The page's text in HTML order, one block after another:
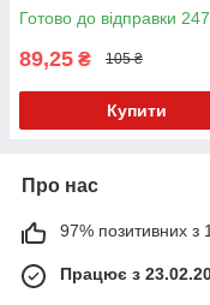
Готово до відправки
89,25 ₴ 105 ₴
Купити
Про нас
97% позитивних з
Працює з